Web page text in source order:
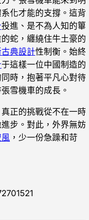
化才能的支撐。這背
投進、是不為人知的篳
蛇，纏繞住牛土豪的
典設計性制衡。始終
于這樣一位中國制造的
時，抱著平凡心對待
雪機車的成長。
正的挑戰從不在一時
步。對此，外界無妨
，少一份急躁和苛